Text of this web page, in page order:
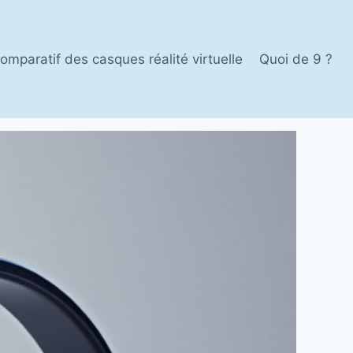
des casques réalité virtuelle Quoi de 9 ?